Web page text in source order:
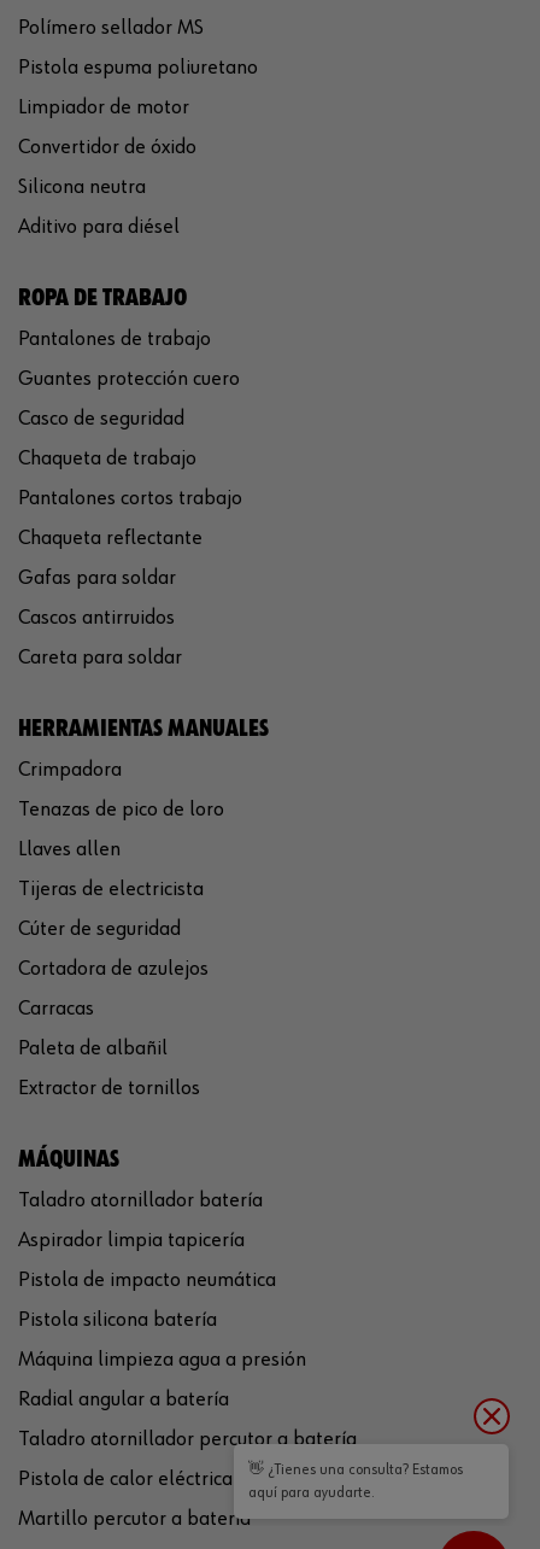
Polímero sellador MS
Pistola espuma poliuretano
Limpiador de motor
Convertidor de óxido
Silicona neutra
Aditivo para diésel
ROPA DE TRABAJO
Pantalones de trabajo
Guantes protección cuero
Casco de seguridad
Chaqueta de trabajo
Pantalones cortos trabajo
Chaqueta reflectante
Gafas para soldar
Cascos antirruidos
Careta para soldar
HERRAMIENTAS MANUALES
Crimpadora
Tenazas de pico de loro
Llaves allen
Tijeras de electricista
Cúter de seguridad
Cortadora de azulejos
Carracas
Paleta de albañil
Extractor de tornillos
MÁQUINAS
Taladro atornillador batería
Aspirador limpia tapicería
Pistola de impacto neumática
Pistola silicona batería
Máquina limpieza agua a presión
Radial angular a batería
Taladro atornillador percutor a batería
Pistola de calor eléctrica
Martillo percutor a batería
👋 ¿Tienes una consulta? Estamos
aquí para ayudarte.